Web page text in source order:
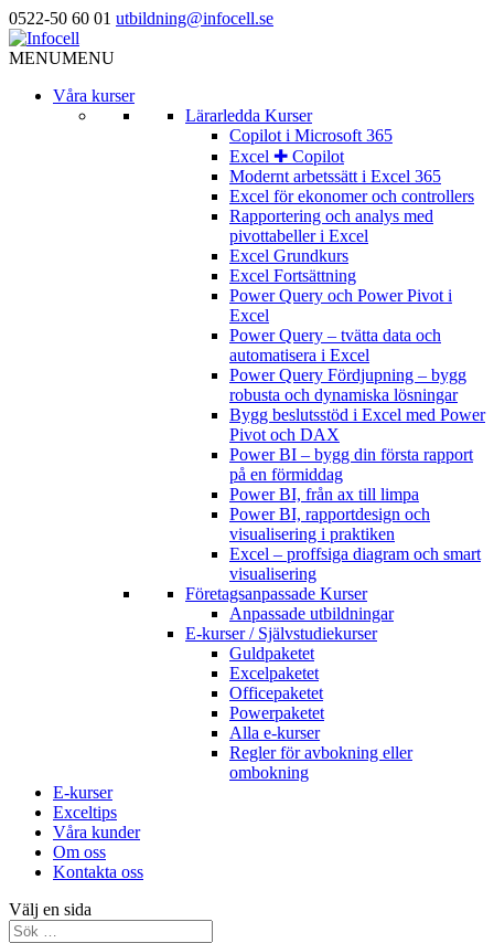
0522-50 60 01 utbildning@infocell.se
MENUMENU
Våra kurser
Lärarledda Kurser
Copilot i Microsoft 365
Excel ✚ Copilot
Modernt arbetssätt i Excel 365
Excel för ekonomer och controllers
Rapportering och analys med
pivottabeller i Excel
Excel Grundkurs
Excel Fortsättning
Power Query och Power Pivot i
Excel
Power Query – tvätta data och
automatisera i Excel
Power Query Fördjupning – bygg
robusta och dynamiska lösningar
Bygg beslutsstöd i Excel med Power
Pivot och DAX
Power BI – bygg din första rapport
på en förmiddag
Power BI, från ax till limpa
Power BI, rapportdesign och
visualisering i praktiken
Excel – proffsiga diagram och smart
visualisering
Företagsanpassade Kurser
Anpassade utbildningar
E-kurser / Självstudiekurser
Guldpaketet
Excelpaketet
Officepaketet
Powerpaketet
Alla e-kurser
Regler för avbokning eller
ombokning
E-kurser
Exceltips
Våra kunder
Om oss
Kontakta oss
Välj en sida